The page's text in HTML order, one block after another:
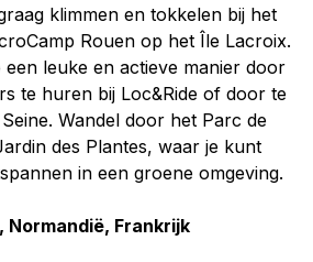
klimmen en tokkelen bij het
Rouen op het Île Lacroix.
een leuke en actieve manier door
te huren bij Loc&Ride of door te
Wandel door het Parc de
des Plantes, waar je kunt
in een groene omgeving.
Normandië, Frankrijk